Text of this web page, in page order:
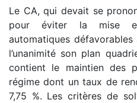
Le CA, qui devait se
pour éviter la mise
automatiques
l’unanimité son plan
contient le maintien des
régime dont un taux de
7,75 %. Les critères de